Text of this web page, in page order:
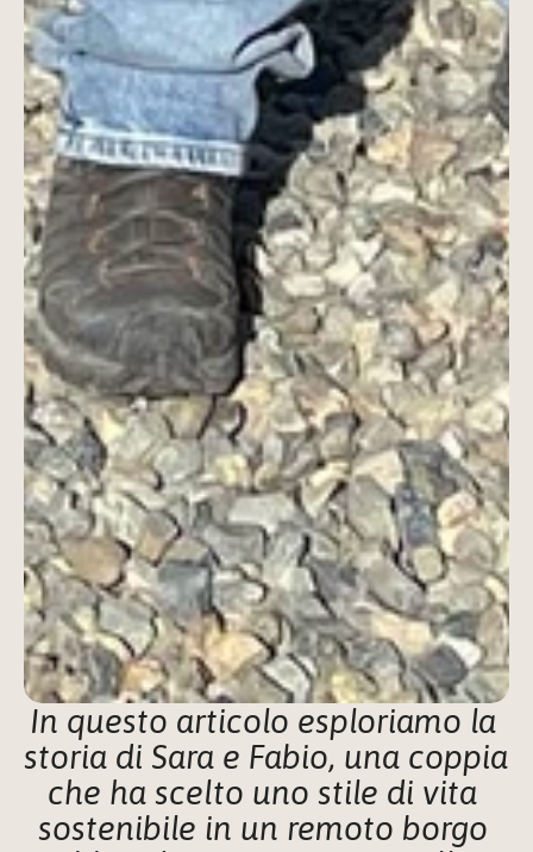
In questo articolo esploriamo la
storia di Sara e Fabio, una coppia
che ha scelto uno stile di vita
sostenibile in un remoto borgo